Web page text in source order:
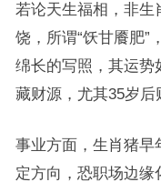
若论天生福相，非生
饶，所谓“饫甘餍肥”
绵长的写照，其运势
藏财源，尤其35岁后
事业方面，生肖猪早
定方向，恐职场边缘